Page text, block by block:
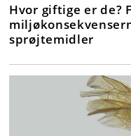
Hvor giftige er de?
sprøjtemidler